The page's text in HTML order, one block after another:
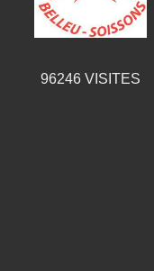
96246VISITES